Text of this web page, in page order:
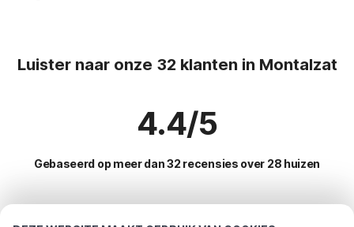
Luister naar onze 32 klanten in Montalzat
4.4/5
Gebaseerd op meer dan 32 recensies over 28 huizen